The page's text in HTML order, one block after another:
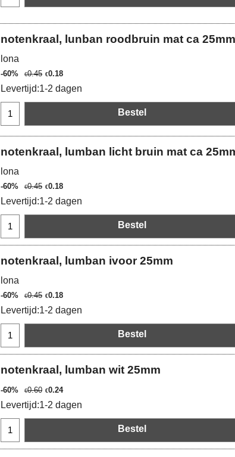
notenkraal, lunban roodbruin mat ca 25mm
lona
-60% €0.45 €0.18
Levertijd:1-2 dagen
Bestel
notenkraal, lumban licht bruin mat ca
lona
-60% €0.45 €0.18
Levertijd:1-2 dagen
Bestel
notenkraal, lumban ivoor 25mm
lona
-60% €0.45 €0.18
Levertijd:1-2 dagen
Bestel
notenkraal, lumban wit 25mm
-60% €0.60 €0.24
Levertijd:1-2 dagen
Bestel